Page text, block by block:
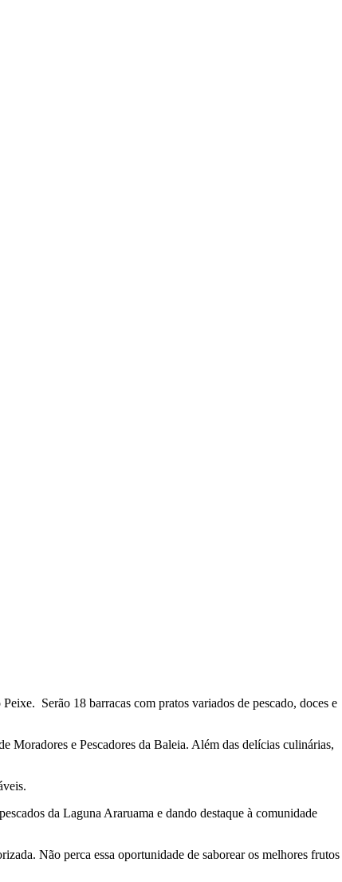
Serão 18 barracas com pratos variados de pescado, doces e
Moradores e Pescadores da Baleia. Além das delícias culinárias,
da Laguna Araruama e dando destaque à comunidade
Não perca essa oportunidade de saborear os melhores frutos